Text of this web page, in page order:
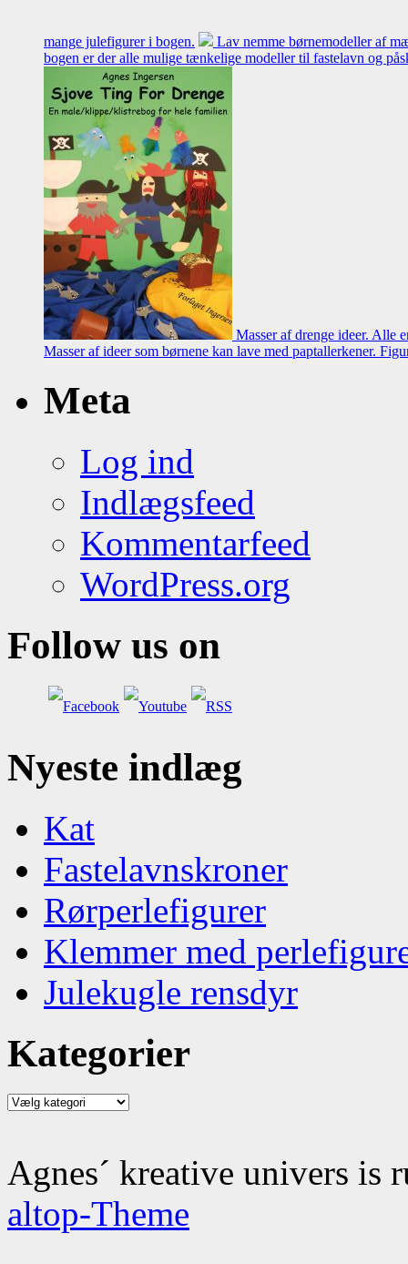
mange julefigurer i bogen.
Lav nemme børnemodeller af
bogen er der alle mulige tænkelige modeller til fastelavn og
Masser af drenge ideer. Alle
Masser af ideer som børnene kan lave med paptallerkener.
Meta
Log ind
Indlægsfeed
Kommentarfeed
WordPress.org
Follow us on
Nyeste indlæg
Kat
Fastelavnskroner
Rørperlefigurer
Klemmer med
Julekugle rensdyr
Kategorier
Kategorier
Agnes´ kreative univers
altop-Theme